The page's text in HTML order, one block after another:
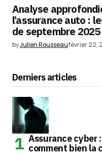
Analyse
l’assurance auto :
de septembre 2025
byJulien Rousseaufévrier 22,
Derniers articles
Assurance cyber
comment bien la